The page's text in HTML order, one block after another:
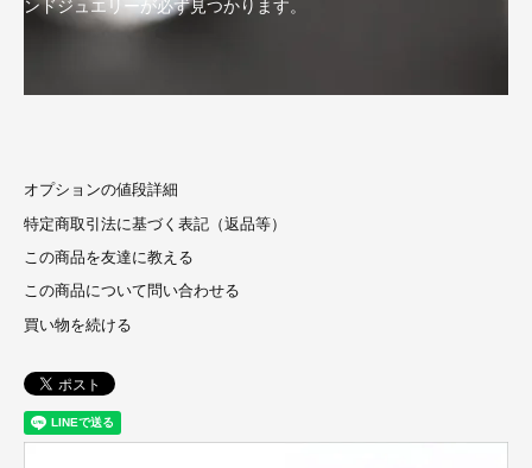
ンドジュエリーが必ず見つかります。
オプションの値段詳細
特定商取引法に基づく表記（返品等）
この商品を友達に教える
この商品について問い合わせる
買い物を続ける